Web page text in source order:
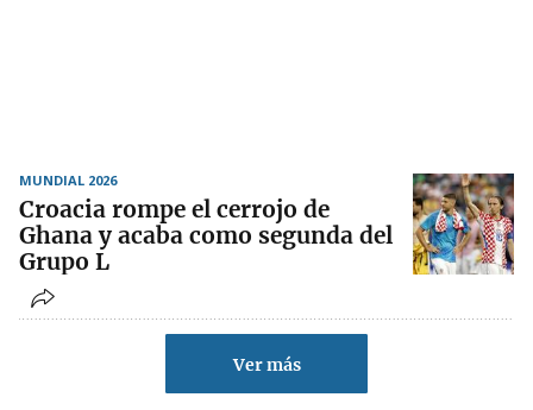
MUNDIAL 2026
Croacia rompe el cerrojo de
Ghana y acaba como segunda del
Grupo L
Ver más